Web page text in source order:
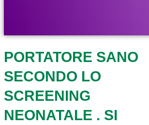
PORTATORE SANO
SECONDO LO
SCREENING
NEONATALE . SI